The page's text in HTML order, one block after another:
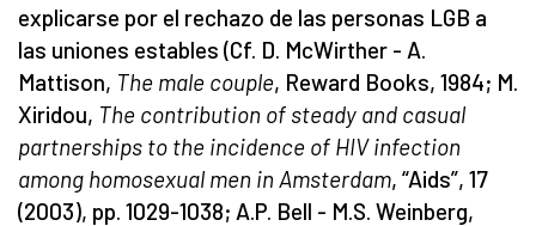
explicarse por el rechazo de las personas LGB a
las uniones estables (Cf. D. McWirther - A.
Mattison, The male couple, Reward Books, 1984; M.
Xiridou, The contribution of steady and casual
partnerships to the incidence of HIV infection
among homosexual men in Amsterdam, “Aids”, 17
(2003), pp. 1029-1038; A.P. Bell - M.S. Weinberg,